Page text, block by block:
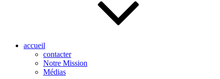
accueil
contacter
Notre Mission
Médias